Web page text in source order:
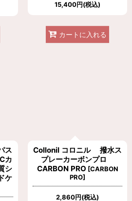
15,400円(税込)
カートに入れる
ス
カ
シ
ケ
Collonil コロニル 撥水ス
プレーカーボンプロ
CARBON PRO [CARBON
PRO]
2,860円(税込)